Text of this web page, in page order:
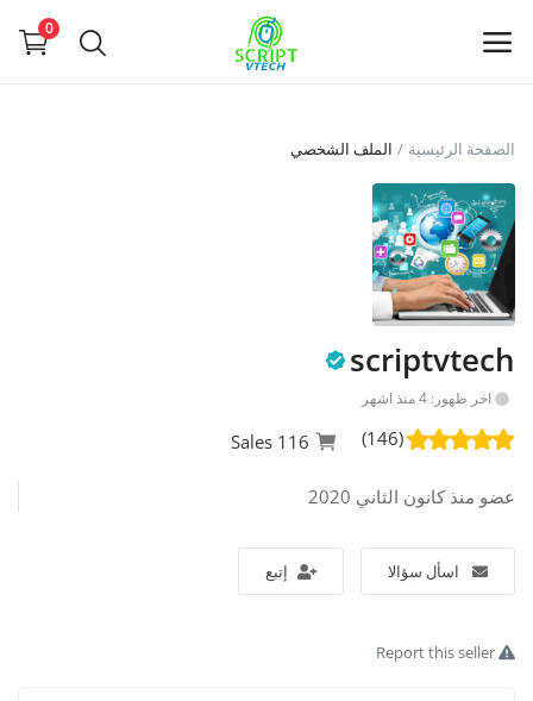
0
بيع
Main Menu
التصنيفات
الصفحة الرئيسية
قائمة الرغبات
تسجيل الدخول
تسجيل
الصفحة الرئيسية الملف الشخصي
scriptvtech
اخر ظهور: 4 منذ اشهر
(146)
عضو منذ كانون الثاني 2020
اسأل سؤالا إتبع